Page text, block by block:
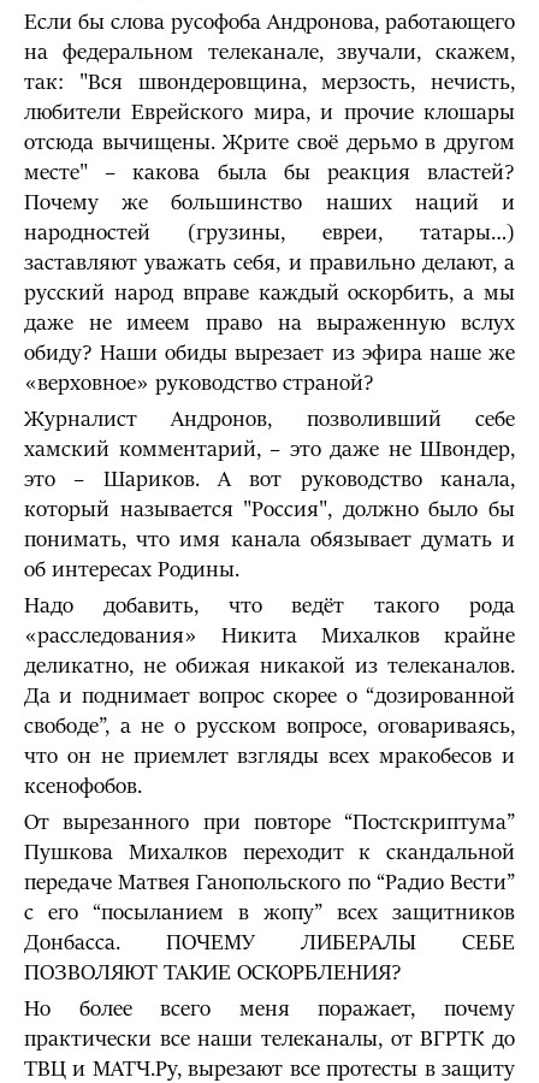
Если бы слова русофоба Андронова, работающего
на федеральном телеканале, звучали, скажем,
так: "Вся швондеровщина, мерзость, нечисть,
любители Еврейского мира, и прочие клошары
отсюда вычищены. Жрите своё дерьмо в другом
месте" – какова была бы реакция властей?
Почему же большинство наших наций и
народностей (грузины, евреи, татары…)
заставляют уважать себя, и правильно делают, а
русский народ вправе каждый оскорбить, а мы
даже не имеем право на выраженную вслух
обиду? Наши обиды вырезает из эфира наше же
«верховное» руководство страной?
Журналист Андронов, позволивший себе
хамский комментарий, – это даже не Швондер,
это – Шариков. А вот руководство канала,
который называется "Россия", должно было бы
понимать, что имя канала обязывает думать и
об интересах Родины.
Надо добавить, что ведёт такого рода
«расследования» Никита Михалков крайне
деликатно, не обижая никакой из телеканалов.
Да и поднимает вопрос скорее о “дозированной
свободе”, а не о русском вопросе, оговариваясь,
что он не приемлет взгляды всех мракобесов и
ксенофобов.
От вырезанного при повторе “Постскриптума”
Пушкова Михалков переходит к скандальной
передаче Матвея Ганопольского по “Радио Вести”
с его “посыланием в жопу” всех защитников
Донбасса. ПОЧЕМУ ЛИБЕРАЛЫ СЕБЕ
ПОЗВОЛЯЮТ ТАКИЕ ОСКОРБЛЕНИЯ?
Но более всего меня поражает, почему
практически все наши телеканалы, от ВГРТК до
ТВЦ и МАТЧ.Ру, вырезают все протесты в защиту